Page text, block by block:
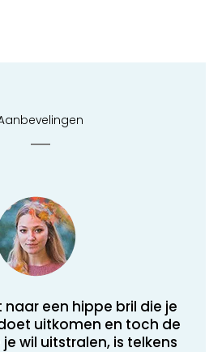
naar een hippe bril die je
uitkomen en toch de
wil uitstralen, is telkens